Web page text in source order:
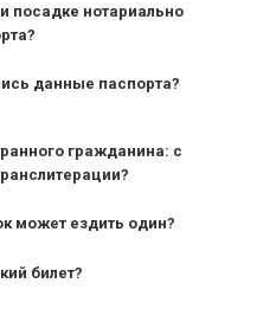
посадке нотариально
данные паспорта?
гражданина: с
может ездить один?
билет?